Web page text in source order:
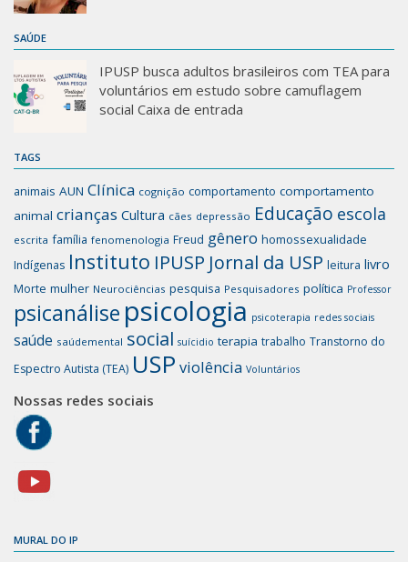
SAÚDE
IPUSP busca adultos brasileiros com TEA para
voluntários em estudo sobre camuflagem
social Caixa de entrada
TAGS
animais AUN Clínica cognição comportamento comportamento
animal crianças Cultura cães depressão Educação escola
escrita família fenomenologia Freud gênero homossexualidade
Indígenas Instituto IPUSP Jornal da USP leitura livro
Morte mulher Neurociências pesquisa Pesquisadores política Professor
psicanálise psicologia psicoterapia redes sociais
saúde saúdemental social suícidio terapia trabalho Transtorno do
Espectro Autista (TEA) USP violência Voluntários
Nossas redes sociais
MURAL DO IP